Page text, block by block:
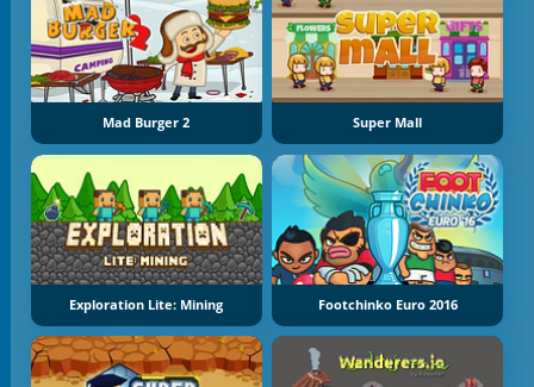
Mad Burger 2 Super Mall
Exploration Lite: Mining Footchinko Euro 2016